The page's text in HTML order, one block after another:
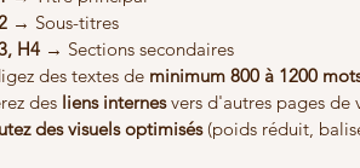
→ Sous-titres
H4 → Sections secondaires
des textes de minimum 800 à 1200
des liens internes vers d'autres pages de
des visuels optimisés (poids réduit,